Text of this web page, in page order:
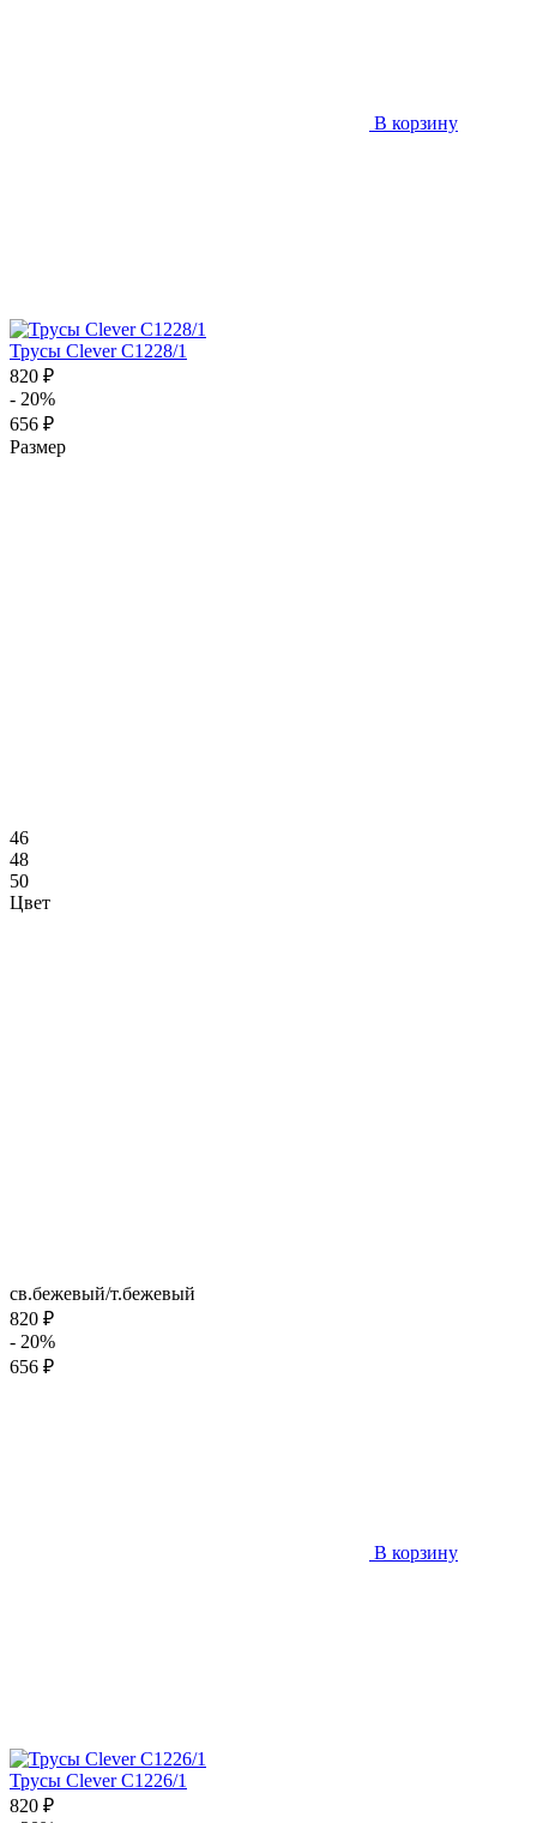
В корзину
Трусы Clever C1228/1
820 ₽
- 20%
656 ₽
Размер
46
48
50
Цвет
св.бежевый/т.бежевый
820 ₽
- 20%
656 ₽
В корзину
Трусы Clever C1226/1
820 ₽